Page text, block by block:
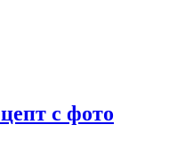
с фото